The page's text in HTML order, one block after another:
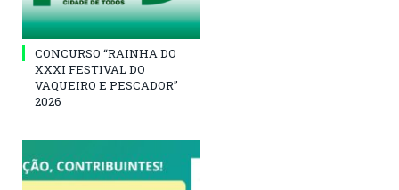
CONCURSO “RAINHA DO
XXXI FESTIVAL DO
VAQUEIRO E PESCADOR”
2026